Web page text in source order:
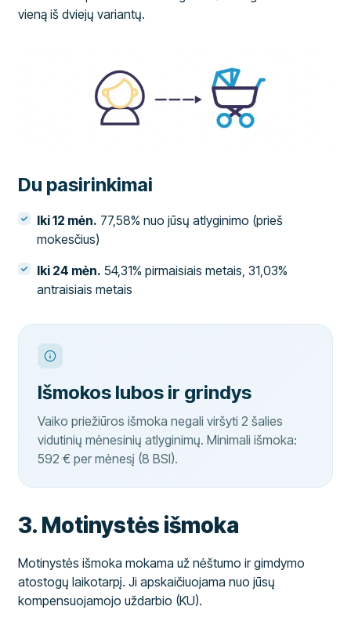
vieną iš dviejų variantų.
Du pasirinkimai
Iki 12 mėn. 77,58% nuo jūsų atlyginimo (prieš
mokesčius)
Iki 24 mėn. 54,31% pirmaisiais metais, 31,03%
antraisiais metais
Išmokos lubos ir grindys
Vaiko priežiūros išmoka negali viršyti 2 šalies
vidutinių mėnesinių atlyginimų. Minimali išmoka:
592 € per mėnesį (8 BSI).
3. Motinystės išmoka
Motinystės išmoka mokama už nėštumo ir gimdymo
atostogų laikotarpį. Ji apskaičiuojama nuo jūsų
kompensuojamojo uždarbio (KU).